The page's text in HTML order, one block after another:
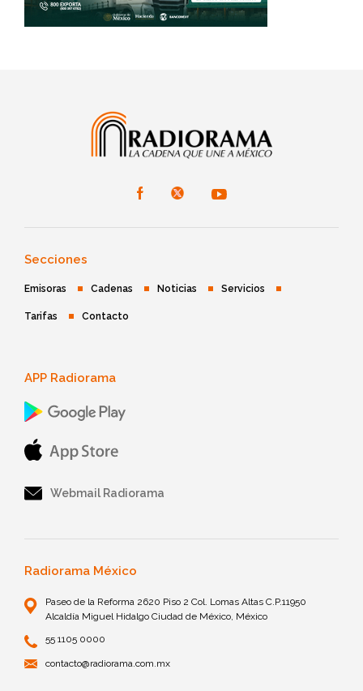
Secciones
Emisoras Cadenas Noticias Servicios
Tarifas Contacto
APP Radiorama
Webmail Radiorama
Radiorama México
Paseo de la Reforma 2620 Piso 2 Col. Lomas Altas C.P.11950
Alcaldía Miguel Hidalgo Ciudad de México, México
55 1105 0000
contacto@radiorama.com.mx